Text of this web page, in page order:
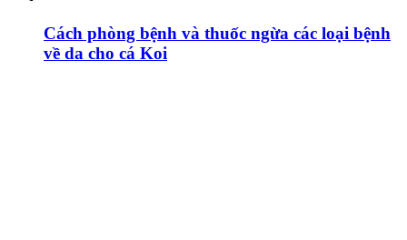
Cách phòng bệnh và thuốc ngừa các loại bệnh
về da cho cá Koi